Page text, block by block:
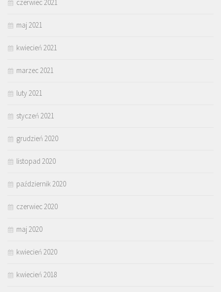
czerwiec 2021
maj 2021
kwiecień 2021
marzec 2021
luty 2021
styczeń 2021
grudzień 2020
listopad 2020
październik 2020
czerwiec 2020
maj 2020
kwiecień 2020
kwiecień 2018